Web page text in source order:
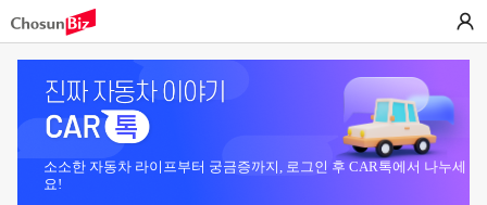
소소한 자동차 라이프부터 궁금증까지, 로그인 후 CAR톡에서 나누세
요!